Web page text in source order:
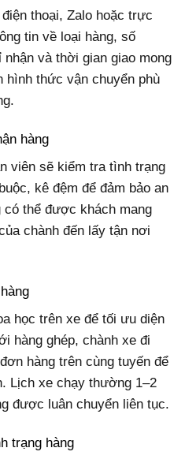
thoại, Zalo hoặc trực
tin về loại hàng, số
và thời gian giao mong
hình thức vận chuyển phù
hàng
viên sẽ kiểm tra tình trạng
kê đệm để đảm bảo an
có thể được khách mang
chành đến lấy tận nơi
học trên xe để tối ưu diện
hàng ghép, chành xe đi
hàng trên cùng tuyến để
Lịch xe chạy thường 1–2
được luân chuyển liên tục.
trạng hàng